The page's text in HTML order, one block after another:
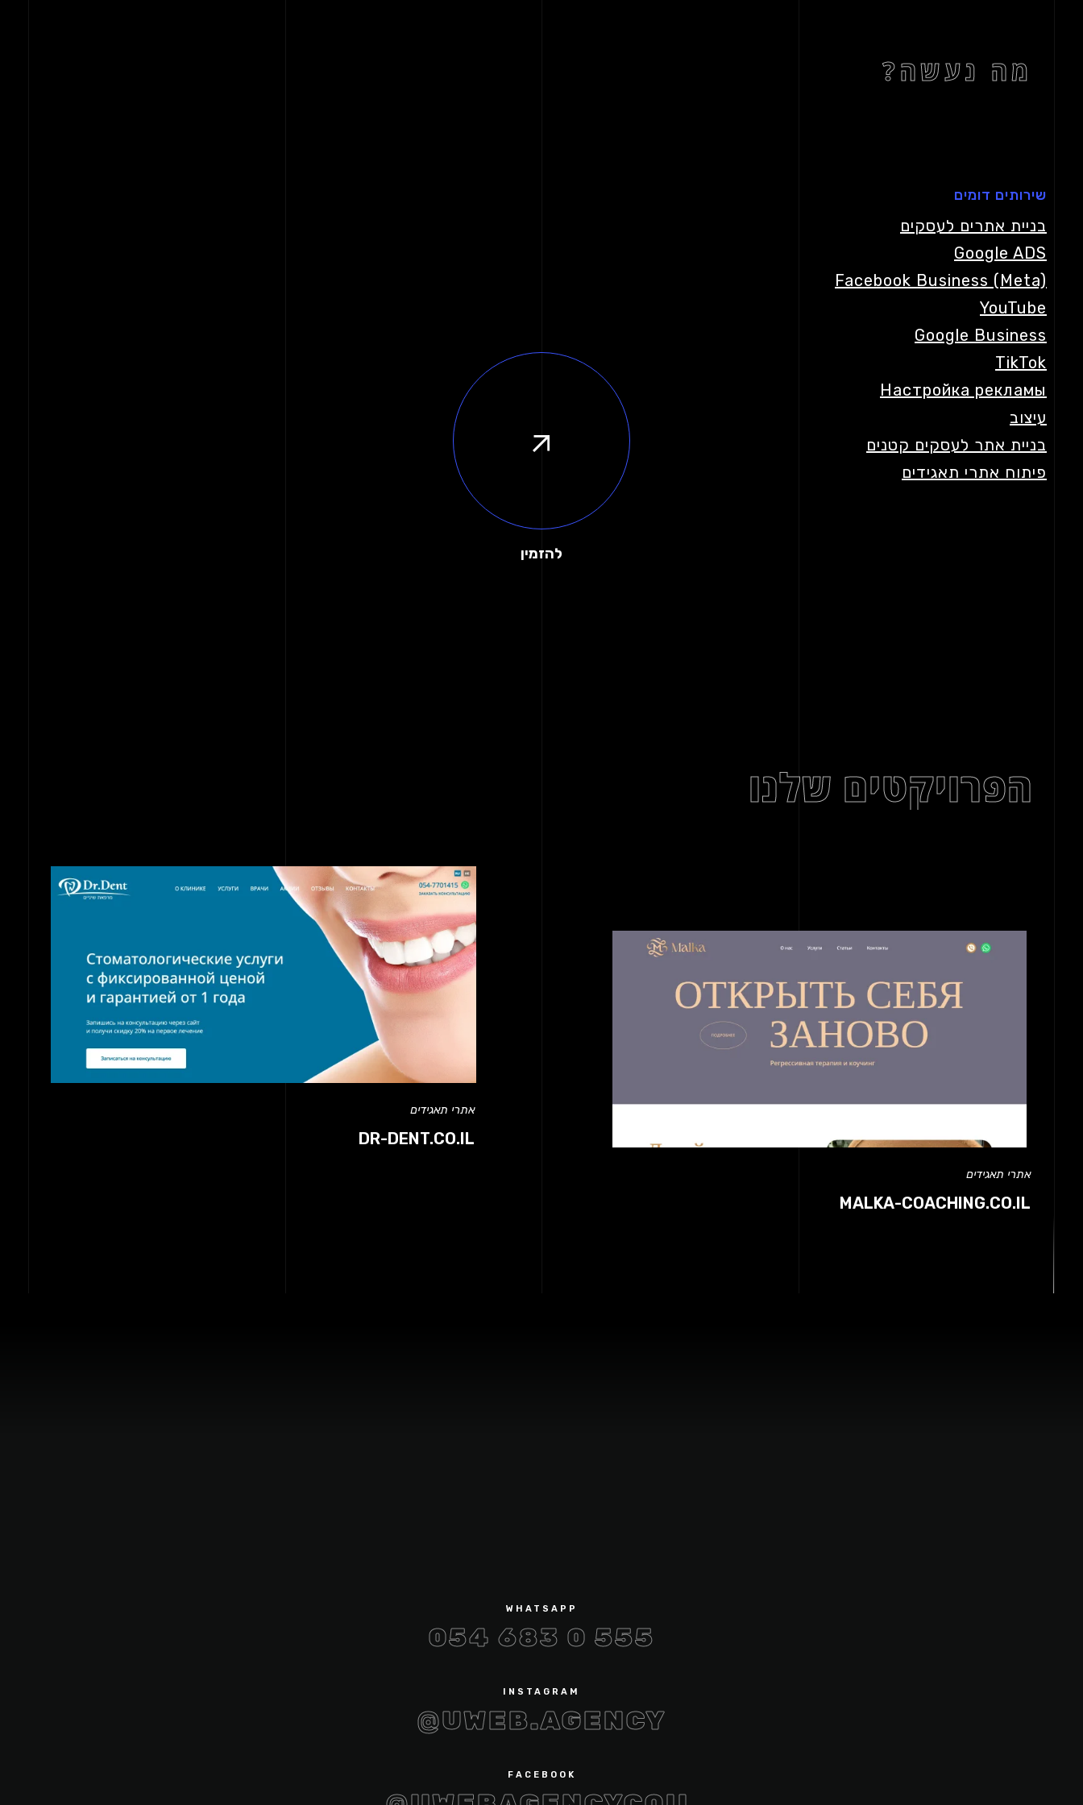
מה נעשה?
שירותים דומים
בניית אתרים לעסקים
Google ADS
Facebook Business (Meta)
YouTube
Google Business
TikTok
Настройка рекламы
עיצוב
בניית אתר לעסקים קטנים
פיתוח אתרי תאגידים
להזמין
הפרויקטים שלנו
אתרי תאגידים
MALKA-COACHING.CO.IL
אתרי תאגידים
DR-DENT.CO.IL
WHATSAPP
054 683 0 555
INSTAGRAM
@UWEB.AGENCY
FACEBOOK